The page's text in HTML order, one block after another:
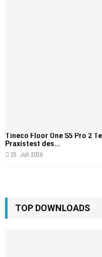
Tineco Floor One S5 Pro 2
Praxistest des...
25. Juli 2026
TOP DOWNLOADS